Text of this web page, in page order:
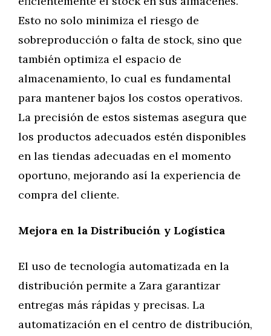
Esto no solo minimiza el riesgo de
sobreproducción o falta de stock, sino que
también optimiza el espacio de
almacenamiento, lo cual es fundamental
para mantener bajos los costos operativos.
La precisión de estos sistemas asegura que
los productos adecuados estén disponibles
en las tiendas adecuadas en el momento
oportuno, mejorando así la experiencia de
compra del cliente.
Mejora en la Distribución y Logística
El uso de tecnología automatizada en la
distribución permite a Zara garantizar
entregas más rápidas y precisas. La
automatización en el centro de distribución,